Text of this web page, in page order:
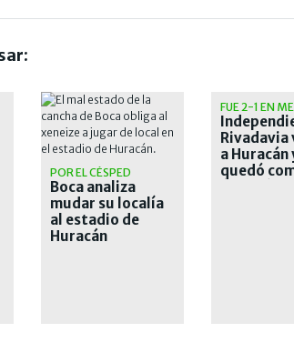
POR EL CÉSPED
Boca analiza
mudar su localía
al estadio de
Huracán
FUE 2-1 EN
Rivadavia
a Huracán
quedó